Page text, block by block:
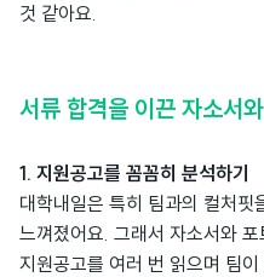
것 같아요.
서류 합격을 이끈 자소서
1. 지원공고를 꼼꼼히 분석하기
대학내일은 특히 팀과의 컬처핏
느껴졌어요. 그래서 자소서와
지원공고를 여러 번 읽으며 팀